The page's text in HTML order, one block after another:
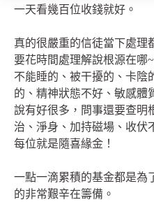
一天看幾百位收錢就好。
真的很嚴重的信徒當下處理
要花時間處理解說根源在哪
不能睡的、被干擾的、卡陰
的、精神狀態不好、敏感體
說有好很多，問事還要查明
治、淨身、加持磁場、收伏
每位就是隨喜緣金！
一點一滴累積的基金都是為
的非常艱辛在籌備。